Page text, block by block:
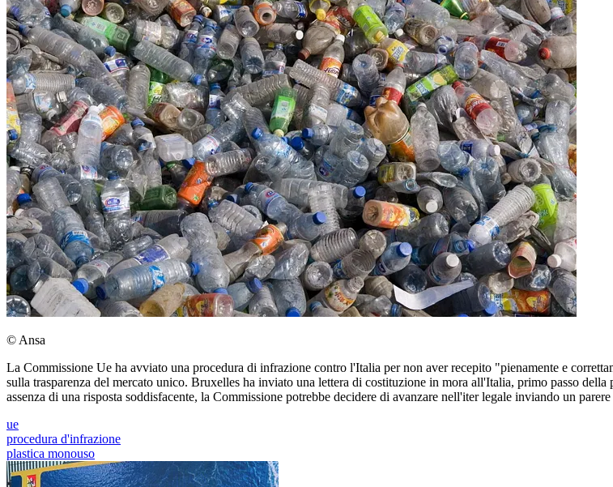
© Ansa
La Commissione Ue ha avviato una procedura di infrazione contro l'Italia per non aver recepito "pienamente e
sulla trasparenza del mercato unico. Bruxelles ha inviato una lettera di costituzione in mora all'Italia, primo passo
assenza di una risposta soddisfacente, la Commissione potrebbe decidere di avanzare nell'iter legale inviando un
ue
procedura d'infrazione
plastica monouso